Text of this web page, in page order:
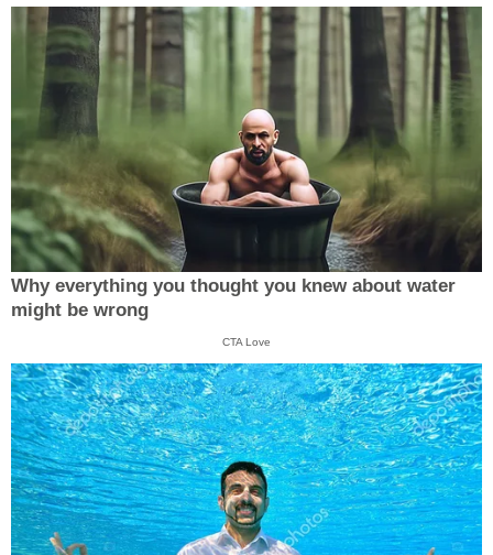
Why everything you thought you knew about water
might be wrong
CTA Love